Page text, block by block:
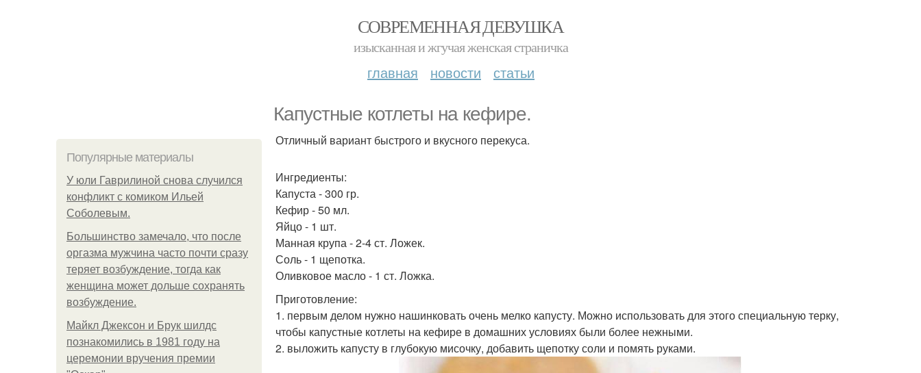
СОВРЕМЕННАЯ ДЕВУШКА
изысканная и жгучая женская страничка
главная новости статьи
Капустные котлеты на кефире.
Популярные материалы
У юли Гаврилиной снова случился
конфликт с комиком Ильей
Соболевым.
Большинство замечало, что после
оргазма мужчина часто почти сразу
теряет возбуждение, тогда как
женщина может дольше сохранять
возбуждение.
Майкл Джексон и Брук шилдс
познакомились в 1981 году на
церемонии вручения премии
Отличный вариант быстрого и вкусного перекуса.
Ингредиенты:
Капуста - 300 гр.
Кефир - 50 мл.
Яйцо - 1 шт.
Манная крупа - 2-4 ст. Ложек.
Соль - 1 щепотка.
Оливковое масло - 1 ст. Ложка.
Приготовление:
1. первым делом нужно нашинковать очень мелко капусту. Можно использовать для этого специальную терку,
чтобы капустные котлеты на кефире в домашних условиях были более нежными.
2. выложить капусту в глубокую мисочку, добавить щепотку соли и помять руками.